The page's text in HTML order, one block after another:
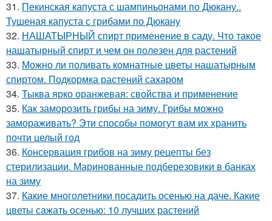
31. Пекинская капуста с шампиньонами по Дюкану..
Тушеная капуста с грибами по Дюкану
32. НАШАТЫРНЫЙ спирт применение в саду. Что такое
нашатырный спирт и чем он полезен для растений
33. Можно ли поливать комнатные цветы нашатырным
спиртом. Подкормка растений сахаром
34. Тыква ярко оранжевая: свойства и применение
35. Как заморозить грибы на зиму. Грибы можно
замораживать? Эти способы помогут вам их хранить
почти целый год
36. Консервация грибов на зиму рецепты без
стерилизации. Маринованные подберезовики в банках
на зиму
37. Какие многолетники посадить осенью на даче. Какие
цветы сажать осенью: 10 лучших растений